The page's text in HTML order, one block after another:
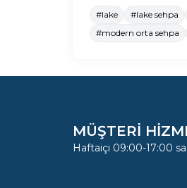
#lake
#lake sehpa
#modern orta sehpa
MÜŞTERİ
Haftaiçi 09:00-17:00